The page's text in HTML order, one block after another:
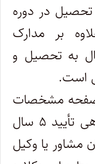
در دوره
بر مدارک
به تحصیل و
است.
صفحه مشخصات
آن برای وکلای دادگستری و گواهی تأیید ۵ سال
مشاور یا وکیل